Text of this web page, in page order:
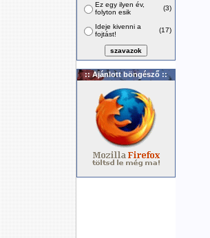
Ez egy ilyen év,
folyton esik
(3)
Ideje kivenni a
fojtást!
(17)
:: Ajánlott böngésző ::